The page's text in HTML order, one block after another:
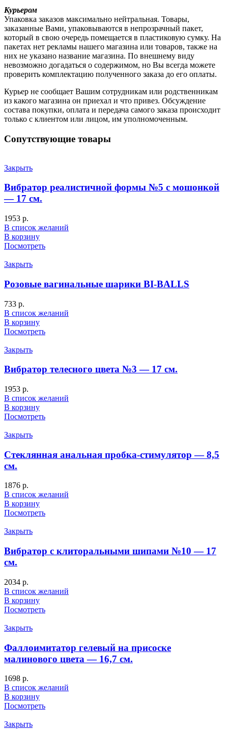
Курьером
Упаковка заказов максимально нейтральная. Товары,
заказанные Вами, упаковываются в непрозрачный пакет,
который в свою очередь помещается в пластиковую сумку. На
пакетах нет рекламы нашего магазина или товаров, также на
них не указано название магазина. По внешнему виду
невозможно догадаться о содержимом, но Вы всегда можете
проверить комплектацию полученного заказа до его оплаты.
Курьер не сообщает Вашим сотрудникам или родственникам
из какого магазина он приехал и что привез. Обсуждение
состава покупки, оплата и передача самого заказа происходит
только с клиентом или лицом, им уполномоченным.
Сопутствующие товары
Закрыть
Вибратор реалистичной формы №5 с мошонкой
— 17 см.
1953 р.
В список желаний
В корзину
Посмотреть
Закрыть
Розовые вагинальные шарики BI-BALLS
733 р.
В список желаний
В корзину
Посмотреть
Закрыть
Вибратор телесного цвета №3 — 17 см.
1953 р.
В список желаний
В корзину
Посмотреть
Закрыть
Стеклянная анальная пробка-стимулятор — 8,5
см.
1876 р.
В список желаний
В корзину
Посмотреть
Закрыть
Вибратор с клиторальными шипами №10 — 17
см.
2034 р.
В список желаний
В корзину
Посмотреть
Закрыть
Фаллоимитатор гелевый на присоске
малинового цвета — 16,7 см.
1698 р.
В список желаний
В корзину
Посмотреть
Закрыть